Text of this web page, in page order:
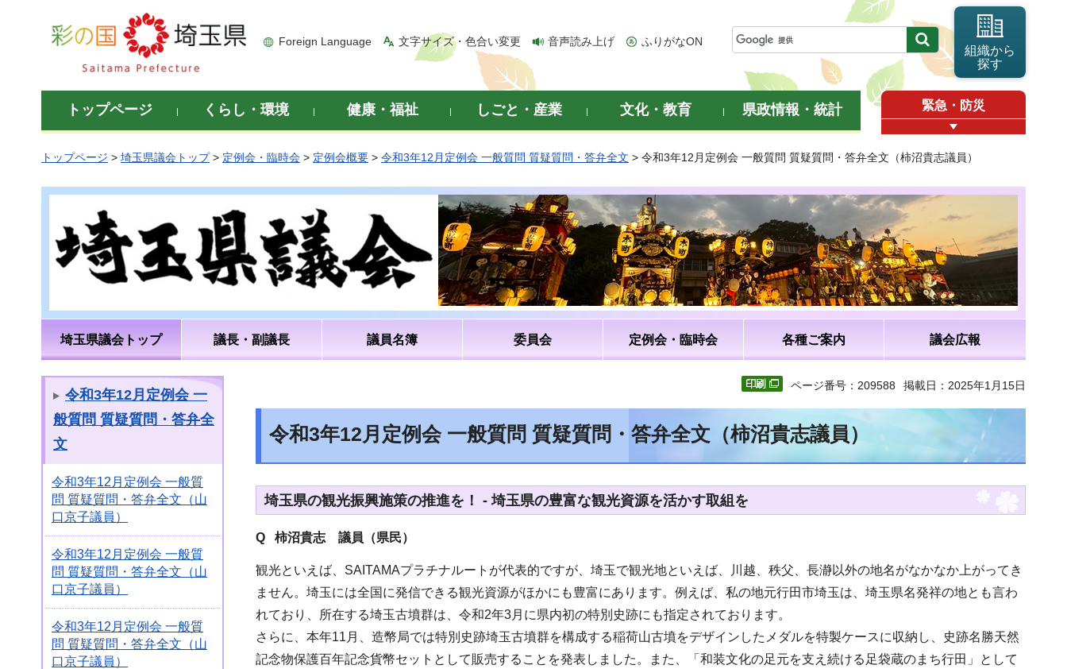
彩の国 埼玉県
Foreign Language 文字サイズ・色合い変更 音声読み上げ ふりがなON
組織から
探す
トップページ くらし・環境 健康・福祉 しごと・産業 文化・教育 県政情報・統計 緊急・防災
トップページ > 埼玉県議会トップ> 定例会・臨時会 > 定例会概要 > 令和3年12月定例会 一般質問 質疑質問・答弁全文 > 令和3年12月定例会 一般質問 質疑質問・答弁全文（柿沼貴志議員）
埼玉県議会トップ 議長・副議長 議員名簿 委員会 定例会・臨時会 各種ご案内 議会広報
令和3年12月定例会 一
般質問 質疑質問・答弁全
文
令和3年12月定例会 一般質
問 質疑質問・答弁全文（山
口京子議員）
令和3年12月定例会 一般質
問 質疑質問・答弁全文（山
口京子議員）
令和3年12月定例会 一般質
問 質疑質問・答弁全文（山
口京子議員）
ページ番号：209588 掲載日：2025年1月15日
令和3年12月定例会 一般質問 質疑質問・答弁全文（柿沼貴志議員）
埼玉県の観光振興施策の推進を！ - 埼玉県の豊富な観光資源を活かす取組を
Q 柿沼貴志 議員（県民）
観光といえば、SAITAMAプラチナルートが代表的ですが、埼玉で観光地といえば、川越、秩父、長瀞以外の地名がなかなか上がってき
ません。埼玉には全国に発信できる観光資源がほかにも豊富にあります。例えば、私の地元行田市埼玉は、埼玉県名発祥の地とも言わ
れており、所在する埼玉古墳群は、令和2年3月に県内初の特別史跡にも指定されております。
さらに、本年11月、造幣局では特別史跡埼玉古墳群を構成する稲荷山古墳をデザインしたメダルを特製ケースに収納し、史跡名勝天然
記念物保護百年記念貨幣セットとして販売することを発表しました。また、「和装文化の足元を支え続ける足袋蔵のまち行田」として